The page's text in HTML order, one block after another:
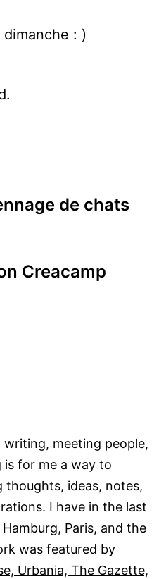
: )
de chats
Creacamp
writing, meeting people,
is for me a way to
thoughts, ideas, notes,
I have in the last
Paris, and the
was featured by
Urbania, The Gazette,